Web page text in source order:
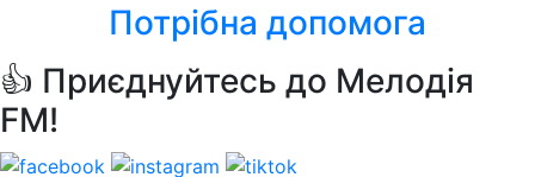
Потрібна допомога
👍 Приєднуйтесь до Мелодія
FM!